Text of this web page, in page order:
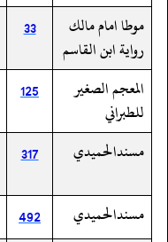
موطا امام مالك
رواية ابن القاسم
33
المعجم الصغير
للطبراني
125
مسندالحميدي 317
مسندالحميدي
492